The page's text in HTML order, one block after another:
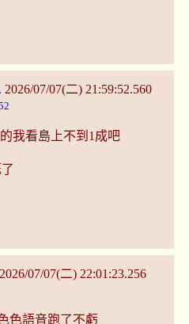
2026/07/07(二) 21:59:52.560
我看島上不到1成吧
2026/07/07(二) 22:01:23.256
色語音跑了不虧